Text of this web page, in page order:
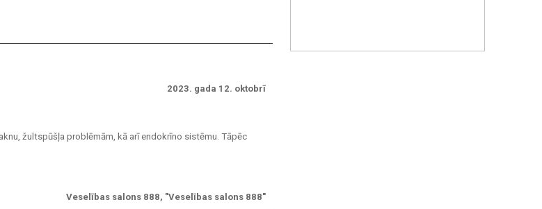
2023. gada 12. oktobrī
žultspūšļa problēmām, kā arī endokrīno sistēmu. Tāpēc
Veselības salons 888, "Veselības salons 888"